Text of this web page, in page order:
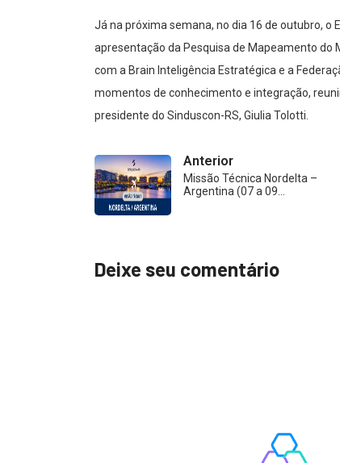
Já na próxima semana, no dia 16 de outubro, o
apresentação da Pesquisa de Mapeamento do
com a Brain Inteligência Estratégica e a
momentos de conhecimento e integração,
presidente do Sinduscon-RS, Giulia Tolotti.
Anterior
Missão Técnica Nordelta –
Argentina (07 a 09…
Deixe seu comentário